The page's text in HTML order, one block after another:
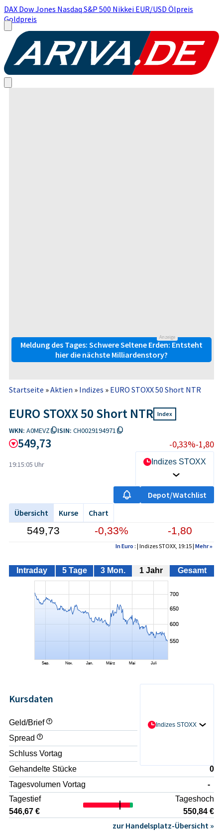
DAX Dow Jones Nasdaq S&P 500 Nikkei EUR/USD Ölpreis
Goldpreis
Anzeige
Meldung des Tages: Schwere Seltene Erden: Entsteht
hier die nächste Milliardenstory?
Startseite »Aktien » Indizes » EURO STOXX 50 Short NTR
EURO STOXX 50 Short NTR Index
WKN: A0MEVZ ISIN: CH0029194971
549,73 -0,33%-1,80
19:15:05 Uhr Indizes STOXX
Depot/Watchlist
Übersicht
Kurse Chart
549,73 -0,33% -1,80
In Euro : | Indizes STOXX, 19:15 | Mehr»
Intraday 5 Tage 3 Mon. 1 Jahr Gesamt
Kursdaten
Indizes STOXX
Geld/Brief
- / -
Spread
Schluss Vortag
Gehandelte Stücke
0
Tagesvolumen Vortag
-
Tagestief
546,67 €
Tageshoch
550,84 €
zur Handelsplatz-Übersicht »